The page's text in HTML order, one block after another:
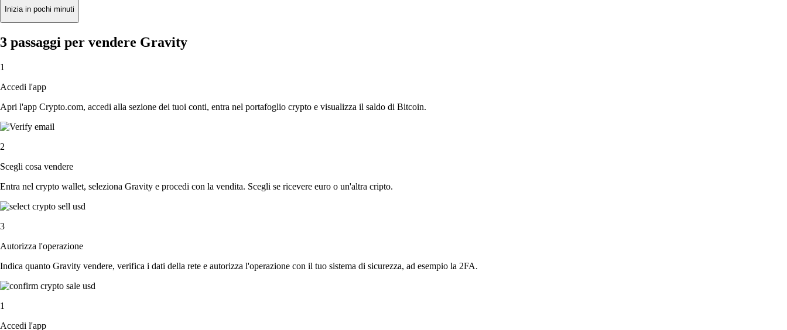
Inizia in pochi minuti
3 passaggi per vendere Gravity
1
Accedi l'app
Apri l'app Crypto.com, accedi alla sezione dei tuoi conti, entra nel portafoglio crypto e visualizza il saldo di Bitcoin.
2
Scegli cosa vendere
Entra nel crypto wallet, seleziona Gravity e procedi con la vendita. Scegli se ricevere euro o un'altra cripto.
3
Autorizza l'operazione
Indica quanto Gravity vendere, verifica i dati della rete e autorizza l'operazione con il tuo sistema di sicurezza, ad esempio la 2FA.
1
Accedi l'app